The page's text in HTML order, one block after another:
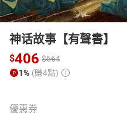
神话故事【有聲書】
$406 $564
1% (賺4點)
優惠券